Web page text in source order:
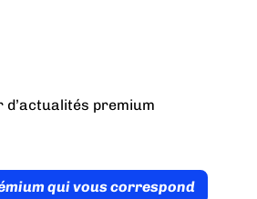
premium
qui vous correspond